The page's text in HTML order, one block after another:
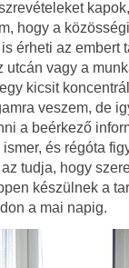
hogy a
érheti az embert
utcán vagy a
kicsit
veszem, de
a beérkező
és régóta
tudja, hogy
készülnek a
a mai napig.